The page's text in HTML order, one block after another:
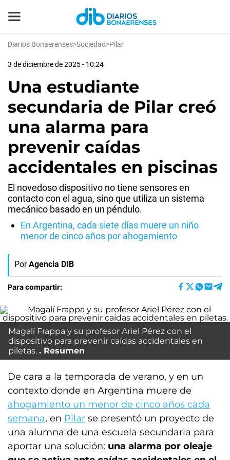
Diarios Bonaerenses>Sociedad>Pilar
3 de diciembre de 2025 - 10:24
Una estudiante
secundaria de Pilar creó
una alarma para
prevenir caídas
accidentales en piscinas
El novedoso dispositivo no tiene sensores en
contacto con el agua, sino que utiliza un sistema
mecánico basado en un péndulo.
En Argentina, cada siete días muere un niño
menor de cinco años por ahogamiento
Por Agencia DIB
Para compartir:
Magalí Frappa y su profesor Ariel Pérez con el
dispositivo para prevenir caídas accidentales en
piletas.
Resumen
De cara a la temporada de verano, y en un
contexto donde en Argentina muere de
ahogamiento un menor de cinco años cada
semana, en Pilar se presentó un proyecto de
una alumna de una escuela secundaria para
aportar una solución: una alarma por oleaje